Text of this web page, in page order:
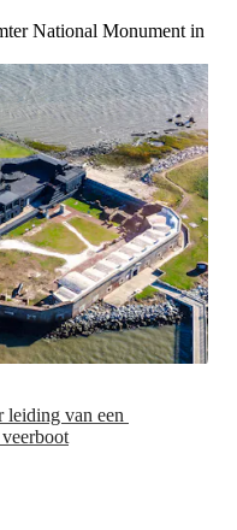
National Monument in
leiding van een